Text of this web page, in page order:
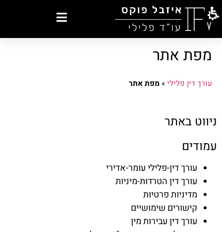
מפת אתר
עורך דין פלילי»מפת אתר
ניווט באתר
עמודים
עורך דין-פלילי עומר-אדירי
עורך דין הטרדות-מיניות
מדיניות פרטיות
קישורים שימושיים
עורך דין עבירות מין